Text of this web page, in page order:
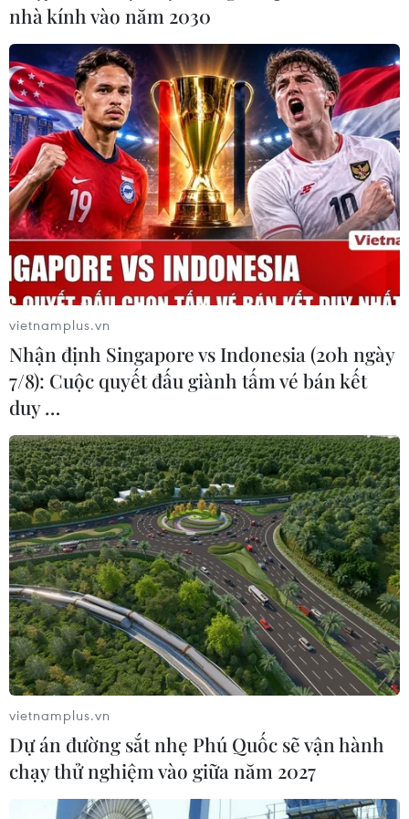
Thông quan xuất nhập cảnh cho du khách
và cư dân biên giới qua cửa khẩu Hoành
Mô
25/02/2025 05:52
Thời gian thông quan từ thứ 2-6 hằng tuần, buổi sáng từ
8 giờ đến 9 giờ, buổi chiều từ 15 giờ đến 16 giờ (giờ Hà
Nội); buổi sáng từ 9 giờ đến 10 giờ, buổi chiều từ 16 giờ
đến 17 giờ (giờ Bắc Kinh).
nhà kính vào năm 2030
vietnamplus.vn
Nhận định Singapore vs Indonesia (20h ngày
7/8): Cuộc quyết đấu giành tấm vé bán kết
duy …
vietnamplus.vn
Dự án đường sắt nhẹ Phú Quốc sẽ vận hành
chạy thử nghiệm vào giữa năm 2027